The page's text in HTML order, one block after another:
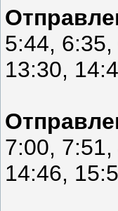
5:44,
13:30,
7:00, 7:51,
14:46,